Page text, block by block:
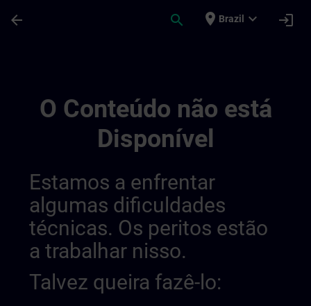
arrow_back search place Brazil expand_more login
O Conteúdo não está
Disponível
Estamos a enfrentar
algumas dificuldades
técnicas. Os peritos estão
a trabalhar nisso.
Talvez queira fazê-lo: